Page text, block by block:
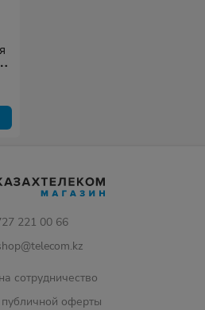
221 00 66
сотрудничество
оферты